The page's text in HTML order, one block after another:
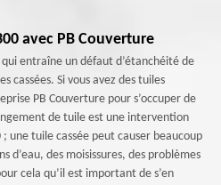
avec PB Couverture
qui entraîne un défaut d’étanchéité de
cassées. Si vous avez des tuiles
PB Couverture pour s’occuper de
de tuile est une intervention
une tuile cassée peut causer beaucoup
d’eau, des moisissures, des problèmes
cela qu’il est important de s’en